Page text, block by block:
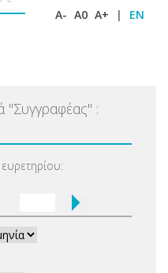
A- A0 A+ | EN
"Συγγραφέας" :